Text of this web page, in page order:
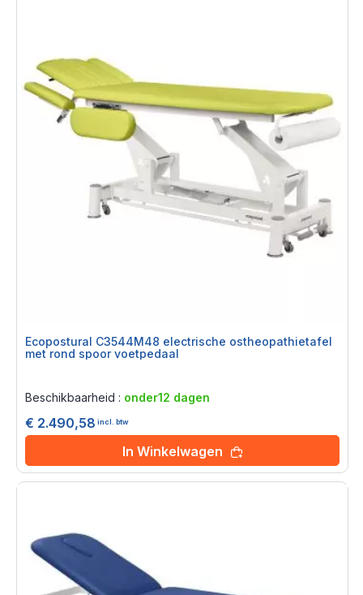
Ecopostural C3544M48 electrische ostheopathietafel
met rond spoor voetpedaal
Beschikbaarheid : onder12 dagen
€ 2.490,58 incl. btw
In Winkelwagen